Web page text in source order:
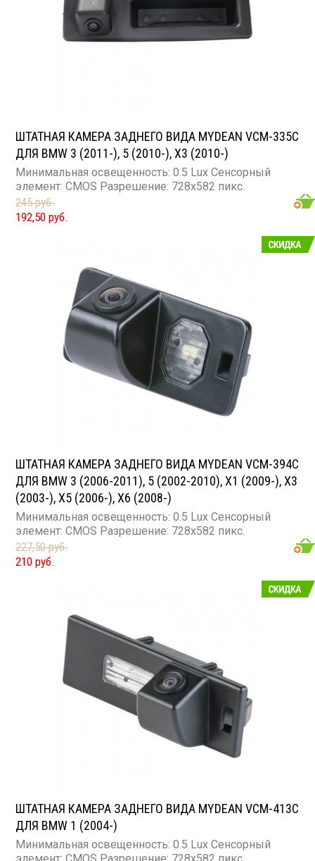
ШТАТНАЯ КАМЕРА ЗАДНЕГО ВИДА MYDEAN VCM-335C
ДЛЯ BMW 3 (2011-), 5 (2010-), X3 (2010-)
Минимальная освещенность: 0.5 Lux Сенсорный
элемент: CMOS Разрешение: 728x582 пикс.
245 руб.
192,50 руб.
ШТАТНАЯ КАМЕРА ЗАДНЕГО ВИДА MYDEAN VCM-394C
ДЛЯ BMW 3 (2006-2011), 5 (2002-2010), X1 (2009-), X3
(2003-), X5 (2006-), X6 (2008-)
Минимальная освещенность: 0.5 Lux Сенсорный
элемент: CMOS Разрешение: 728x582 пикс.
227,50 руб.
210 руб.
ШТАТНАЯ КАМЕРА ЗАДНЕГО ВИДА MYDEAN VCM-413C
ДЛЯ BMW 1 (2004-)
Минимальная освещенность: 0.5 Lux Сенсорный